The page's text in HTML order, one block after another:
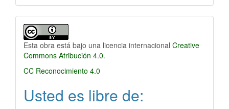
Esta obra está bajo una licencia internacional Creative
Commons Atribución 4.0.
CC Reconocimiento 4.0
Usted es libre de: